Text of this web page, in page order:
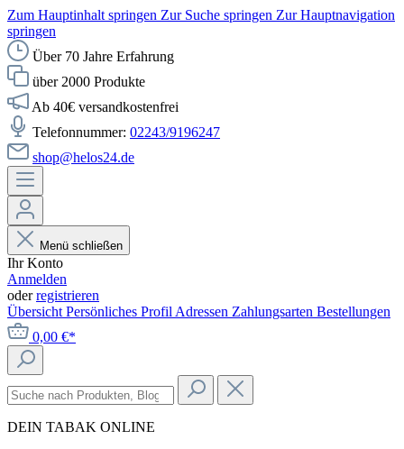
Zum Hauptinhalt springen Zur Suche springen Zur Hauptnavigation
springen
Über 70 Jahre Erfahrung
über 2000 Produkte
Ab 40€ versandkostenfrei
Telefonnummer: 02243/9196247
shop@helos24.de
Menü schließen
Ihr Konto
Anmelden
oderregistrieren
Übersicht Persönliches Profil Adressen Zahlungsarten Bestellungen
0,00 €*
DEIN TABAK ONLINE